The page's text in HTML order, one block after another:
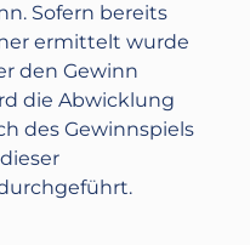
Sofern bereits
ermittelt wurde
den Gewinn
die Abwicklung
des Gewinnspiels